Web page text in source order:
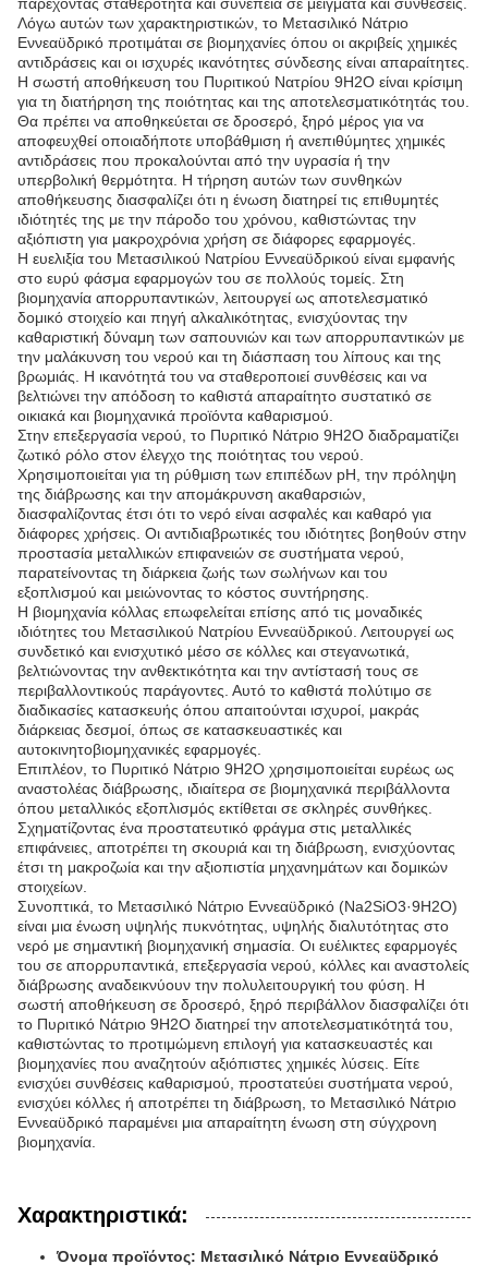
Λόγω αυτών των χαρακτηριστικών, το Μετασιλικό Νάτριο
Εννεαϋδρικό προτιμάται σε βιομηχανίες όπου οι ακριβείς χημικές
αντιδράσεις και οι ισχυρές ικανότητες σύνδεσης είναι απαραίτητες.
Η σωστή αποθήκευση του Πυριτικού Νατρίου 9H2O είναι κρίσιμη
για τη διατήρηση της ποιότητας και της αποτελεσματικότητάς του.
Θα πρέπει να αποθηκεύεται σε δροσερό, ξηρό μέρος για να
αποφευχθεί οποιαδήποτε υποβάθμιση ή ανεπιθύμητες χημικές
αντιδράσεις που προκαλούνται από την υγρασία ή την
υπερβολική θερμότητα. Η τήρηση αυτών των συνθηκών
αποθήκευσης διασφαλίζει ότι η ένωση διατηρεί τις επιθυμητές
ιδιότητές της με την πάροδο του χρόνου, καθιστώντας την
αξιόπιστη για μακροχρόνια χρήση σε διάφορες εφαρμογές.
Η ευελιξία του Μετασιλικού Νατρίου Εννεαϋδρικού είναι εμφανής
στο ευρύ φάσμα εφαρμογών του σε πολλούς τομείς. Στη
βιομηχανία απορρυπαντικών, λειτουργεί ως αποτελεσματικό
δομικό στοιχείο και πηγή αλκαλικότητας, ενισχύοντας την
καθαριστική δύναμη των σαπουνιών και των απορρυπαντικών με
την μαλάκυνση του νερού και τη διάσπαση του λίπους και της
βρωμιάς. Η ικανότητά του να σταθεροποιεί συνθέσεις και να
βελτιώνει την απόδοση το καθιστά απαραίτητο συστατικό σε
οικιακά και βιομηχανικά προϊόντα καθαρισμού.
Στην επεξεργασία νερού, το Πυριτικό Νάτριο 9H2O διαδραματίζει
ζωτικό ρόλο στον έλεγχο της ποιότητας του νερού.
Χρησιμοποιείται για τη ρύθμιση των επιπέδων pH, την πρόληψη
της διάβρωσης και την απομάκρυνση ακαθαρσιών,
διασφαλίζοντας έτσι ότι το νερό είναι ασφαλές και καθαρό για
διάφορες χρήσεις. Οι αντιδιαβρωτικές του ιδιότητες βοηθούν στην
προστασία μεταλλικών επιφανειών σε συστήματα νερού,
παρατείνοντας τη διάρκεια ζωής των σωλήνων και του
εξοπλισμού και μειώνοντας το κόστος συντήρησης.
Η βιομηχανία κόλλας επωφελείται επίσης από τις μοναδικές
ιδιότητες του Μετασιλικού Νατρίου Εννεαϋδρικού. Λειτουργεί ως
συνδετικό και ενισχυτικό μέσο σε κόλλες και στεγανωτικά,
βελτιώνοντας την ανθεκτικότητα και την αντίστασή τους σε
περιβαλλοντικούς παράγοντες. Αυτό το καθιστά πολύτιμο σε
διαδικασίες κατασκευής όπου απαιτούνται ισχυροί, μακράς
διάρκειας δεσμοί, όπως σε κατασκευαστικές και
αυτοκινητοβιομηχανικές εφαρμογές.
Επιπλέον, το Πυριτικό Νάτριο 9H2O χρησιμοποιείται ευρέως ως
αναστολέας διάβρωσης, ιδιαίτερα σε βιομηχανικά περιβάλλοντα
όπου μεταλλικός εξοπλισμός εκτίθεται σε σκληρές συνθήκες.
Σχηματίζοντας ένα προστατευτικό φράγμα στις μεταλλικές
επιφάνειες, αποτρέπει τη σκουριά και τη διάβρωση, ενισχύοντας
έτσι τη μακροζωία και την αξιοπιστία μηχανημάτων και δομικών
στοιχείων.
Συνοπτικά, το Μετασιλικό Νάτριο Εννεαϋδρικό (Na2SiO3·9H2O)
είναι μια ένωση υψηλής πυκνότητας, υψηλής διαλυτότητας στο
νερό με σημαντική βιομηχανική σημασία. Οι ευέλικτες εφαρμογές
του σε απορρυπαντικά, επεξεργασία νερού, κόλλες και αναστολείς
διάβρωσης αναδεικνύουν την πολυλειτουργική του φύση. Η
σωστή αποθήκευση σε δροσερό, ξηρό περιβάλλον διασφαλίζει ότι
το Πυριτικό Νάτριο 9H2O διατηρεί την αποτελεσματικότητά του,
καθιστώντας το προτιμώμενη επιλογή για κατασκευαστές και
βιομηχανίες που αναζητούν αξιόπιστες χημικές λύσεις. Είτε
ενισχύει συνθέσεις καθαρισμού, προστατεύει συστήματα νερού,
ενισχύει κόλλες ή αποτρέπει τη διάβρωση, το Μετασιλικό Νάτριο
Εννεαϋδρικό παραμένει μια απαραίτητη ένωση στη σύγχρονη
βιομηχανία.
Χαρακτηριστικά:
Όνομα προϊόντος: Μετασιλικό Νάτριο Εννεαϋδρικό